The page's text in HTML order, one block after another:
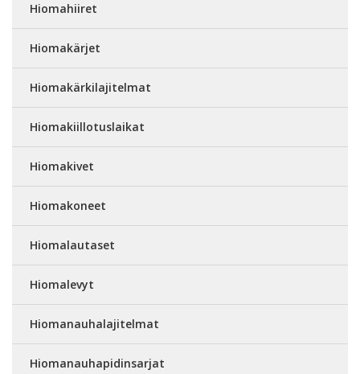
Hiomahiiret
Hiomakärjet
Hiomakärkilajitelmat
Hiomakiillotuslaikat
Hiomakivet
Hiomakoneet
Hiomalautaset
Hiomalevyt
Hiomanauhalajitelmat
Hiomanauhapidinsarjat